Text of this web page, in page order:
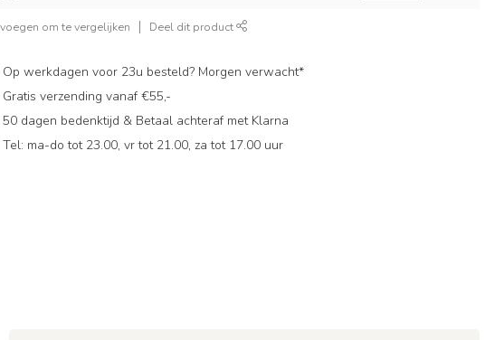
om te vergelijken Deel dit product
Op werkdagen voor 23u besteld? Morgen verwacht*
Gratis verzending vanaf €55,-
50 dagen bedenktijd & Betaal achteraf met Klarna
Tel: ma-do tot 23.00, vr tot 21.00, za tot 17.00 uur